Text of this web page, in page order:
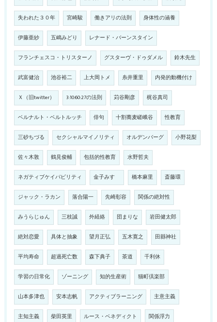
失われた３０年 宮崎駿 働きアリの法則 身体性の涵養
伊藤亜紗 五嶋みどり レナード・バーンスタイン
フランチェスコ・トリスターノ グスターヴ・ドゥダメル 鈴木先生
武富健治 池谷裕二 上大岡トメ 糸井重里 内発的動機付け
Ｘ（旧twitter） 3:10:60:27の法則 苅谷剛彦 梶谷真司
ベルナルト・ベルトルッチ 俳句 十割蕎麦嵯峨谷 性教育
三砂ちづる セクシャルマイノリティ オルデンバーグ 小野花梨
佐々木敦 鶴見俊輔 包括的性教育 水野哲夫
ネガティブケイパビリティ 金子みすゞ 橋本麻里 斎藤環
ジャック・ラカン 落合陽一 先崎彰容 関係の絶対性
みうらじゅん 三枝誠 外経絡 団まりな 岩田健太郎
絶対恋愛 具体と抽象 望月正弘 五木寛之 田縣神社
平均寿命 超過死亡数 森下典子 茶道 千利休
学習の日常化 ゾーニング 知的生産術 猫町倶楽部
山本多津也 安本志帆 アクティブラーニング 主意主義
主知主義 柴田英里 ルース・ベネディクト 関係浮力